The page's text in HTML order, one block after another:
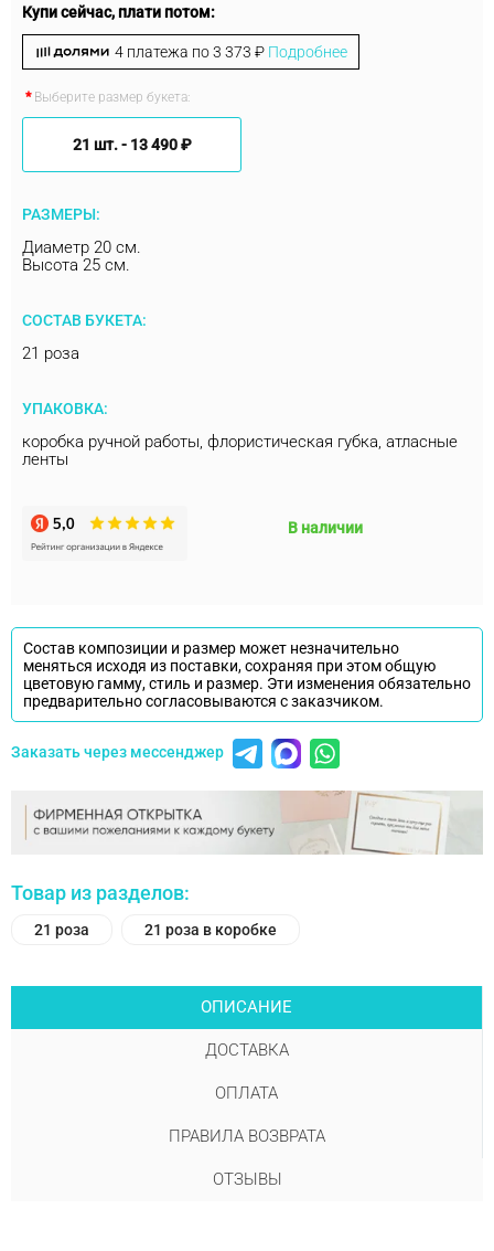
Купи сейчас, плати потом:
4 платежа по3 373 ₽ Подробнее
Выберите размер букета:
21 шт. - 13 490 ₽
РАЗМЕРЫ:
Диаметр 20 см.
Высота 25 см.
СОСТАВ БУКЕТА:
21 роза
УПАКОВКА:
коробка ручной работы, флористическая губка, атласные
ленты
В наличии
Состав композиции и размер может незначительно
меняться исходя из поставки, сохраняя при этом общую
цветовую гамму, стиль и размер. Эти изменения обязательно
предварительно согласовываются с заказчиком.
Заказать через мессенджер
Товар из разделов:
21 роза 21 роза в коробке
ОПИСАНИЕ
ДОСТАВКА
ОПЛАТА
ПРАВИЛА ВОЗВРАТА
ОТЗЫВЫ